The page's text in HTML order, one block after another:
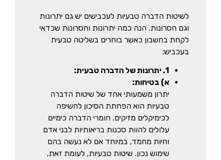
לשיטות הדברה טבעיות לעכבישים יש גם יתרונות
וגם חסרונות. הנה כמה יתרונות וחסרונות שכדאי
לקחת בחשבון כאשר בוחרים בשליטה טבעית
בעכביש:
1. יתרונות של הדברה טבעית:
א) בטיחות:
יתרון משמעותי אחד של שיטות הדברה
טבעיות הוא הפחתת הסיכון לחשיפה
לכימיקלים מזיקים. חומרי הדברה כימיים
עלולים להוות סכנות בריאותיות לבני אדם
וחיות מחמד, במיוחד אם לא נעשה בהם
שימוש נכון. שיטות טבעיות, לעומת זאת,